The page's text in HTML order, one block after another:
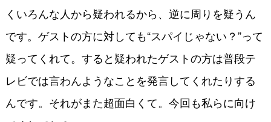
くいろんな人から疑われるから、逆に周りを疑うん
です。ゲストの方に対しても“スパイじゃない？”って
疑ってくれて。すると疑われたゲストの方は普段テ
レビでは言わんようなことを発言してくれたりする
んです。それがまた超面白くて。今回も私らに向け